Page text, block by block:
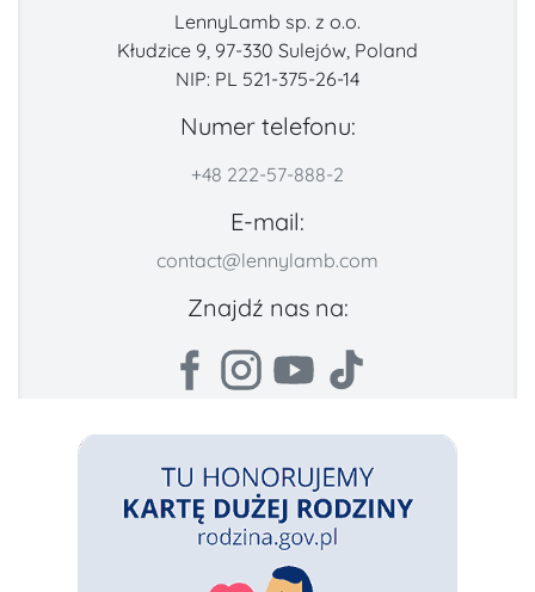
LennyLamb sp. z o.o.
Kłudzice 9, 97-330 Sulejów, Poland
NIP: PL 521-375-26-14
Numer telefonu:
+48 222-57-888-2
E-mail:
contact@lennylamb.com
Znajdź nas na: